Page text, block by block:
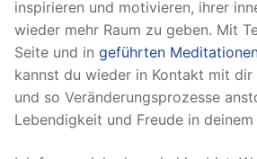
inspirieren und motivieren, ihrer
wieder mehr Raum zu geben. Mit
Seite und in geführten
kannst du wieder in Kontakt mit dir
und so Veränderungsprozesse
Lebendigkeit und Freude in deinem